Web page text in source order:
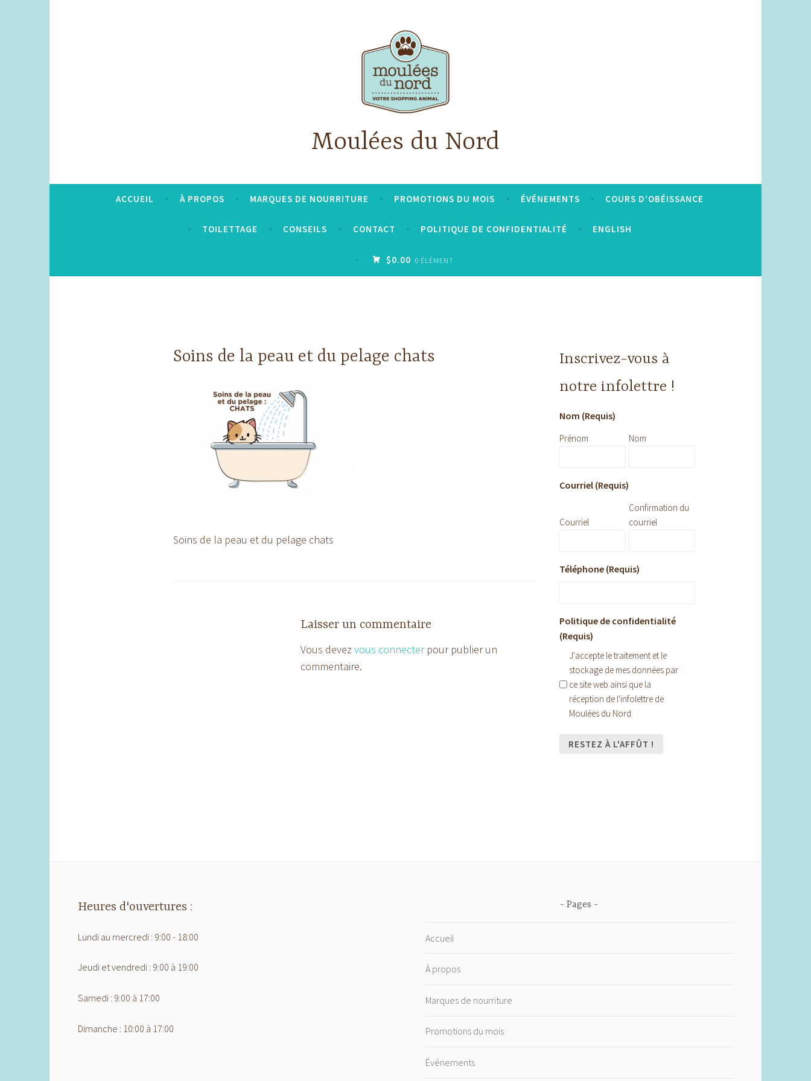
Moulées du Nord
ACCUEIL À PROPOS MARQUES DE NOURRITURE PROMOTIONS DU MOIS ÉVÉNEMENTS COURS D’OBÉISSANCE
TOILETTAGE CONSEILS CONTACT POLITIQUE DE CONFIDENTIALITÉ ENGLISH
$0.00 0 ÉLÉMENT
Soins de la peau et du pelage chats
Soins de la peau et du pelage chats
Laisser un commentaire
Vous devezvous connecterpour publier un
commentaire.
Inscrivez-vous à
notre infolettre !
Nom (Requis)
Prénom Nom
Courriel (Requis)
Courriel
Confirmation du
courriel
Téléphone (Requis)
Politique de confidentialité
(Requis)
J'accepte le traitement et le
stockage de mes données par
ce site web ainsi que la
réception de l'infolettre de
Moulées du Nord.
Heures d'ouvertures :
Lundi au mercredi : 9:00 - 18:00
Jeudi et vendredi : 9:00 à 19:00
Samedi : 9:00 à 17:00
Dimanche : 10:00 à 17:00
Pages
Accueil
À propos
Marques de nourriture
Promotions du mois
Événements